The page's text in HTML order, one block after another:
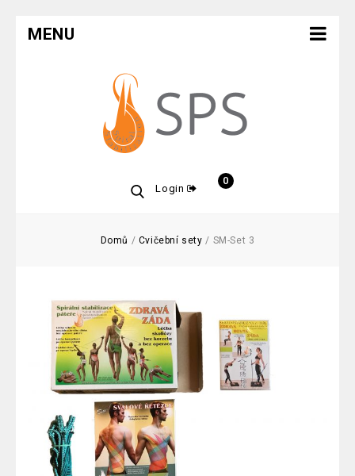
MENU
Login
0
Domů / Cvičební sety / SM-Set 3